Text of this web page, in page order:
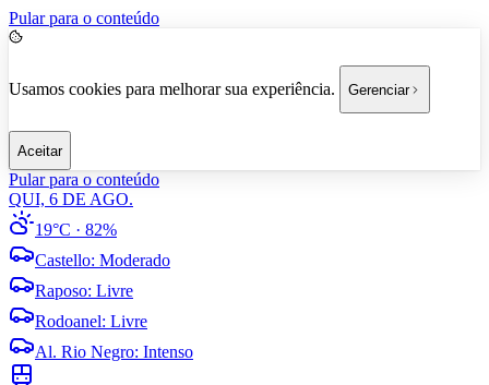
Pular para o conteúdo
Usamos cookies para melhorar sua experiência. Gerenciar
Aceitar
Pular para o conteúdo
QUI, 6 DE AGO.
19°C · 82%
Castello: Moderado
Raposo: Livre
Rodoanel: Livre
Al. Rio Negro: Intenso